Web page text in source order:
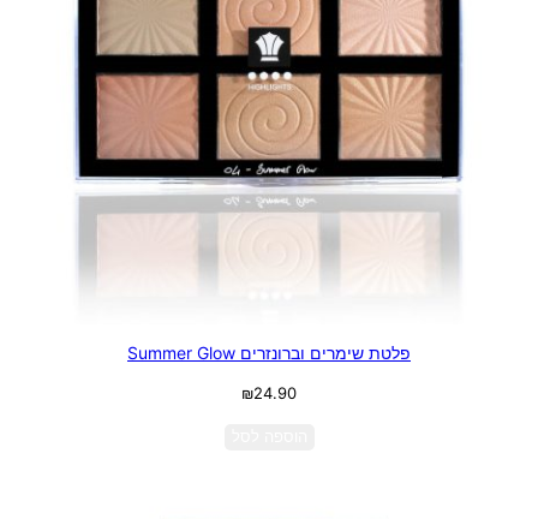
פלטת שימרים וברונזרים Summer Glow
₪24.90